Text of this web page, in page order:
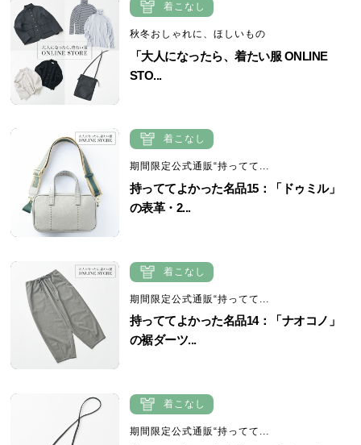
着こなし
秋冬おしゃれに、ほしいもの
「大人になったら、着たい服 ONLINE
STO...
着こなし
期間限定公式通販“持ってて...
持っててよかった名品15：「ドゥミル」
の表革・2...
着こなし
期間限定公式通販“持ってて...
持っててよかった名品14：「ナオコノ」
の裾ダーツ...
着こなし
期間限定公式通販“持ってて...